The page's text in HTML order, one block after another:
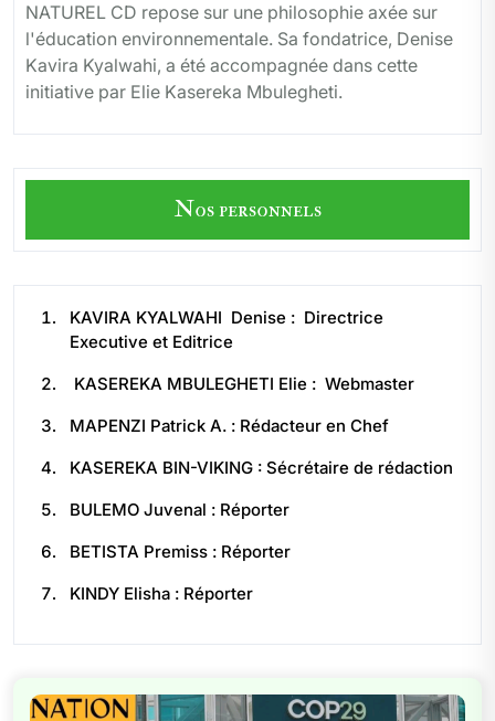
NATUREL CD repose sur une philosophie axée sur
l'éducation environnementale. Sa fondatrice, Denise
Kavira Kyalwahi, a été accompagnée dans cette
initiative par Elie Kasereka Mbulegheti.
Nos personnels
KAVIRA KYALWAHI Denise : Directrice
Executive et Editrice
KASEREKA MBULEGHETI Elie : Webmaster
MAPENZI Patrick A. : Rédacteur en Chef
KASEREKA BIN-VIKING : Sécrétaire de rédaction
BULEMO Juvenal : Réporter
BETISTA Premiss : Réporter
KINDY Elisha : Réporter